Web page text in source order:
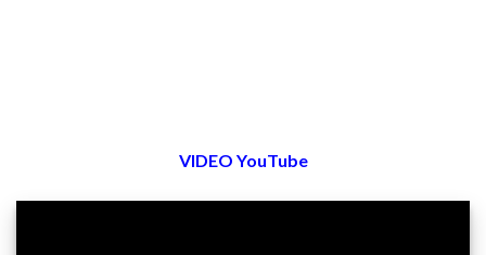
VIDEO YouTube